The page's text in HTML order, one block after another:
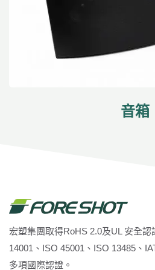
音箱
宏塑集團取得RoHS 2.0及UL 安全認
14001、ISO 45001、ISO 13485、
多項國際認證。